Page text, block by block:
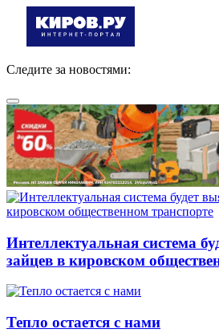
Следите за новостями:
Интеллектуальная система
зайцев в кировском
Тепло остается с нами